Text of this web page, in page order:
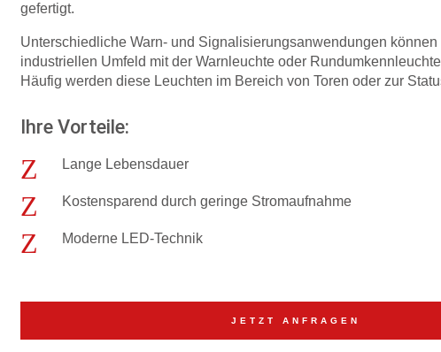
gefertigt.
Unterschiedliche Warn- und Signalisierungsanwendungen
industriellen Umfeld mit der Warnleuchte oder
Häufig werden diese Leuchten im Bereich von Toren oder zur
Ihre Vorteile:
Z Lange Lebensdauer
Z Kostensparend durch geringe Stromaufnahme
Z Moderne LED-Technik
JETZT ANFRAGEN